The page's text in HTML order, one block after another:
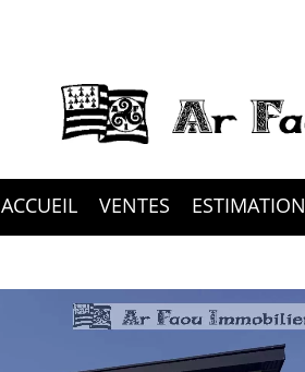
ACCUEIL VENTES ESTIMATION